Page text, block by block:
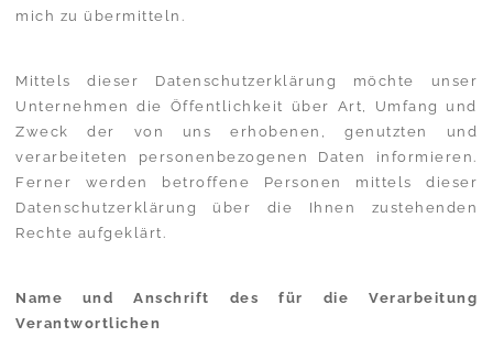
mich zu übermitteln.
Mittels dieser Datenschutzerklärung möchte unser
Unternehmen die Öffentlichkeit über Art, Umfang und
Zweck der von uns erhobenen, genutzten und
verarbeiteten personenbezogenen Daten informieren.
Ferner werden betroffene Personen mittels dieser
Datenschutzerklärung über die Ihnen zustehenden
Rechte aufgeklärt.
Name und Anschrift des für die Verarbeitung
Verantwortlichen